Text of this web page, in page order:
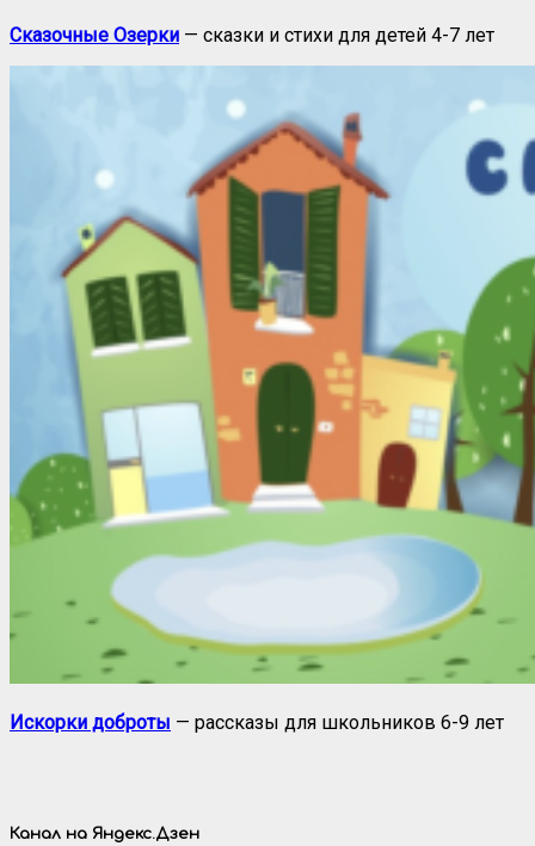
Сказочные Озерки — сказки и стихи для детей 4-7 лет
Искорки доброты — рассказы для школьников 6-9 лет
Канал на Яндекс.Дзен